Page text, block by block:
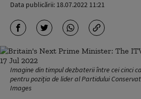
Data publicării: 18.07.2022 11:21
Imagine din timpul dezbaterii între cei cinci
pentru poziția de lider al Partidului
Images